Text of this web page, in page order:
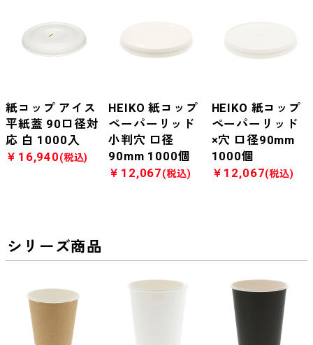
紙コップ アイス
平紙蓋 90口径対
応 白 1000入
￥16,940(税込)
HEIKO 紙コップ
ペーパーリッド
小判穴 口径
90mm 1000個
￥12,067(税込)
HEIKO 紙コップ
ペーパーリッド
×穴 口径90mm
1000個
￥12,067(税込)
シリーズ商品